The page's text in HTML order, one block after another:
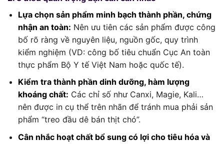
Lựa chọn sản phẩm minh bạch thành phần, chứng
nhận an toàn: Nên ưu tiên các sản phẩm được công
bố rõ ràng về nguyên liệu, nguồn gốc, quy trình
kiểm nghiệm (VD: công bố tiêu chuẩn Cục An toàn
thực phẩm Bộ Y tế Việt Nam hoặc quốc tế).
Kiểm tra thành phần dinh dưỡng, hàm lượng
khoáng chất: Các chỉ số như Canxi, Magie, Kali…
nên được in cụ thể trên nhãn để tránh mua phải sản
phẩm “treo đầu dê bán thịt chó”.
Cân nhắc hoạt chất bổ sung có lợi cho tiêu hóa và